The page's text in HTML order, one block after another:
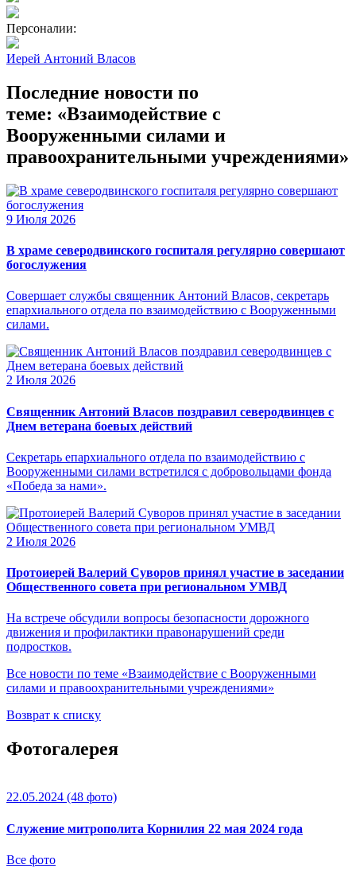
Персоналии:
Иерей Антоний Власов
Последние новости по
теме: «Взаимодействие с
Вооруженными силами и
правоохранительными учреждениями»
9 Июля 2026
В храме северодвинского госпиталя регулярно совершают
богослужения
Совершает службы священник Антоний Власов, секретарь
епархиального отдела по взаимодействию с Вооруженными
силами.
2 Июля 2026
Священник Антоний Власов поздравил северодвинцев с
Днем ветерана боевых действий
Секретарь епархиального отдела по взаимодействию с
Вооруженными силами встретился с добровольцами фонда
«Победа за нами».
2 Июля 2026
Протоиерей Валерий Суворов принял участие в заседании
Общественного совета при региональном УМВД
На встрече обсудили вопросы безопасности дорожного
движения и профилактики правонарушений среди
подростков.
Все новости по теме «Взаимодействие с Вооруженными
силами и правоохранительными учреждениями»
Возврат к списку
Фотогалерея
22.05.2024 (48 фото)
Служение митрополита Корнилия 22 мая 2024 года
Все фото